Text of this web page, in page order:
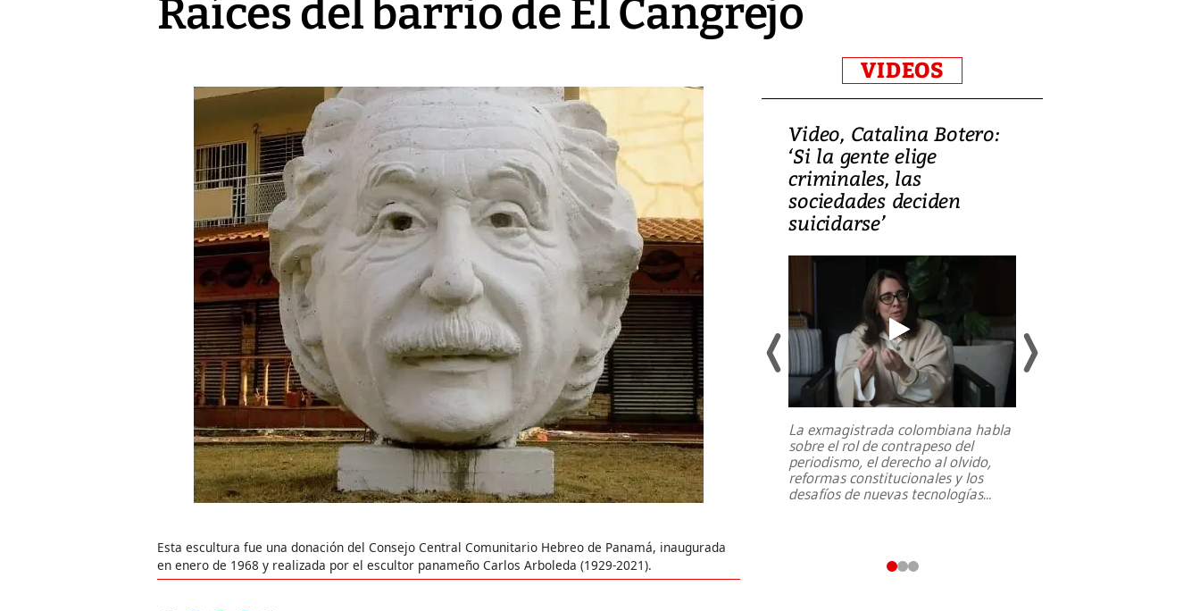
Raíces del barrio de El Cangrejo
Esta escultura fue una donación del Consejo Central Comunitario Hebreo de Panamá, inaugurada
en enero de 1968 y realizada por el escultor panameño Carlos Arboleda (1929-2021).
VIDEOS
Video, Japón: Terremoto
deja heridos y graves
daños en Kumamoto
Un fuerte terremoto de magnitud
7,1 se registró este martes 28 de
julio en la prefectura de Kumamoto,
al sur de Japón, provocando una
emergencia de gran...
Video, Catalina Botero:
‘Si la gente elige
criminales, las
sociedades deciden
suicidarse’
La exmagistrada colombiana habla
sobre el rol de contrapeso del
periodismo, el derecho al olvido,
reformas constitucionales y los
desafíos de nuevas tecnologías...